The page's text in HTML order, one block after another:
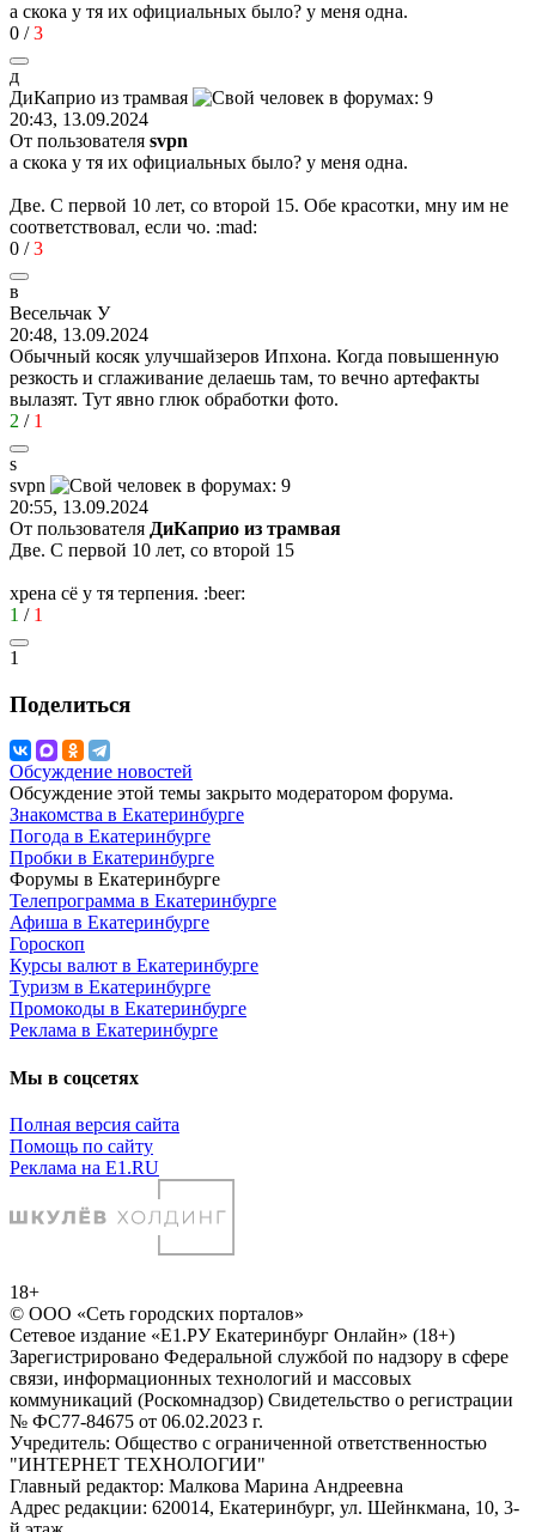
а скока у тя их официальных было? у меня одна.
0 /3
д
ДиКаприо из трамвая
20:43, 13.09.2024
От пользователя svpn
а скока у тя их официальных было? у меня одна.
Две. С первой 10 лет, со второй 15. Обе красотки, мну им не
соответствовал, если чо. :mad:
0 /3
в
Весельчак У
20:48, 13.09.2024
Обычный косяк улучшайзеров Ипхона. Когда повышенную
резкость и сглаживание делаешь там, то вечно артефакты
вылазят. Тут явно глюк обработки фото.
2 / 1
s
svpn
20:55, 13.09.2024
От пользователя ДиКаприо из трамвая
Две. С первой 10 лет, со второй 15
хрена сё у тя терпения. :beer:
1 / 1
1
Поделиться
Обсуждение новостей
Обсуждение этой темы закрыто модератором форума.
Знакомства в Екатеринбурге
Погода в Екатеринбурге
Пробки в Екатеринбурге
Форумы в Екатеринбурге
Телепрограмма в Екатеринбурге
Афиша в Екатеринбурге
Гороскоп
Курсы валют в Екатеринбурге
Туризм в Екатеринбурге
Промокоды в Екатеринбурге
Реклама в Екатеринбурге
Мы в соцсетях
Полная версия сайта
Помощь по сайту
Реклама на E1.RU
18+
© ООО «Сеть городских порталов»
Сетевое издание «Е1.РУ Екатеринбург Онлайн» (18+)
Зарегистрировано Федеральной службой по надзору в сфере
связи, информационных технологий и массовых
коммуникаций (Роскомнадзор) Свидетельство о регистрации
№ ФС77-84675 от 06.02.2023 г.
Учредитель: Общество с ограниченной ответственностью
"ИНТЕРНЕТ ТЕХНОЛОГИИ"
Главный редактор: Малкова Марина Андреевна
Адрес редакции: 620014, Екатеринбург, ул. Шейнкмана, 10, 3-